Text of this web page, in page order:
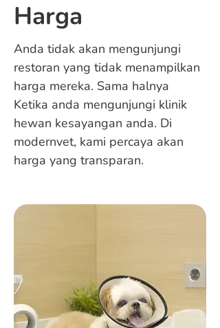
Harga
Anda tidak akan mengunjungi
restoran yang tidak menampilkan
harga mereka. Sama halnya
Ketika anda mengunjungi klinik
hewan kesayangan anda. Di
modernvet, kami percaya akan
harga yang transparan.